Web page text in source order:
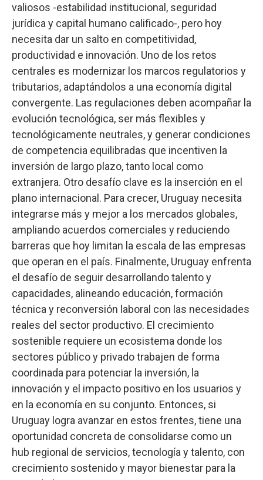
valiosos -estabilidad institucional, seguridad
jurídica y capital humano calificado-, pero hoy
necesita dar un salto en competitividad,
productividad e innovación. Uno de los retos
centrales es modernizar los marcos regulatorios y
tributarios, adaptándolos a una economía digital
convergente. Las regulaciones deben acompañar la
evolución tecnológica, ser más flexibles y
tecnológicamente neutrales, y generar condiciones
de competencia equilibradas que incentiven la
inversión de largo plazo, tanto local como
extranjera. Otro desafío clave es la inserción en el
plano internacional. Para crecer, Uruguay necesita
integrarse más y mejor a los mercados globales,
ampliando acuerdos comerciales y reduciendo
barreras que hoy limitan la escala de las empresas
que operan en el país. Finalmente, Uruguay enfrenta
el desafío de seguir desarrollando talento y
capacidades, alineando educación, formación
técnica y reconversión laboral con las necesidades
reales del sector productivo. El crecimiento
sostenible requiere un ecosistema donde los
sectores público y privado trabajen de forma
coordinada para potenciar la inversión, la
innovación y el impacto positivo en los usuarios y
en la economía en su conjunto. Entonces, si
Uruguay logra avanzar en estos frentes, tiene una
oportunidad concreta de consolidarse como un
hub regional de servicios, tecnología y talento, con
crecimiento sostenido y mayor bienestar para la